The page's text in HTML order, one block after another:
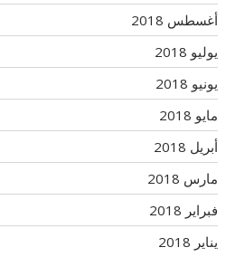
أغسطس 2018
يوليو 2018
يونيو 2018
مايو 2018
أبريل 2018
مارس 2018
فبراير 2018
يناير 2018